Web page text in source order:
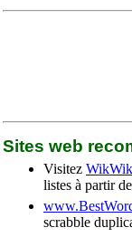
Sites web
Visitez
listes à partir
scrabble